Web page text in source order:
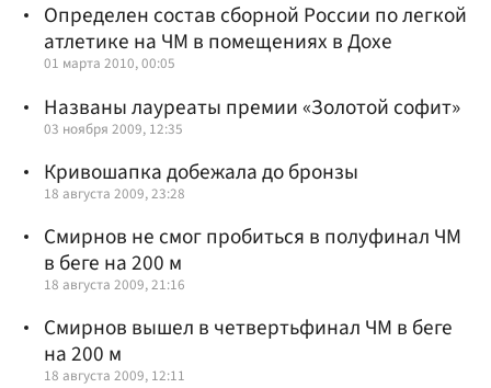
Определен состав сборной России по легкой
атлетике на ЧМ в помещениях в Дохе
01 марта 2010, 00:05
Названы лауреаты премии «Золотой софит»
03 ноября 2009, 12:35
Кривошапка добежала до бронзы
18 августа 2009, 23:28
Смирнов не смог пробиться в полуфинал ЧМ
в беге на 200 м
18 августа 2009, 21:16
Смирнов вышел в четвертьфинал ЧМ в беге
на 200 м
18 августа 2009, 12:11